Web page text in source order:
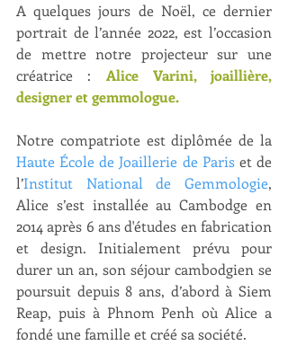
A quelques jours de Noël, ce dernier
portrait de l’année 2022, est l’occasion
de mettre notre projecteur sur une
créatrice : Alice Varini, joaillière,
designer et gemmologue.
Haute École de Joaillerie de Paris et de
l’Institut National de Gemmologie,
Alice s’est installée au Cambodge en
2014 après 6 ans d'études en fabrication
et design. Initialement prévu pour
durer un an, son séjour cambodgien se
poursuit depuis 8 ans, d’abord à Siem
Reap, puis à Phnom Penh où Alice a
fondé une famille et créé sa société.